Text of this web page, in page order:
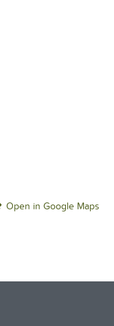
Open in Google Maps